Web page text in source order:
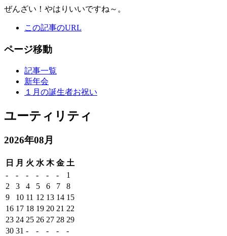
ぜんざい！やはりいいですね～。
この記事のURL
ページ移動
記事一覧
新年会
１月の誕生者お祝い
ユーティリティ
2026年08月
日 月 火 水 木 金 土
-
- - - - -
1
2
3 4 5 6 7
8
9
10 11 12 13 14 15
16 17 18 19 20 21 22
23 24 25 26 27 28 29
30 31 - - - - -